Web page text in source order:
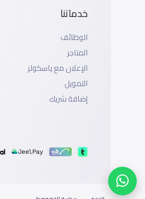
خدماتنا
الوظائف
المتاجر
الإعلان مع ياسكولز
التمويل
إضافة شريك